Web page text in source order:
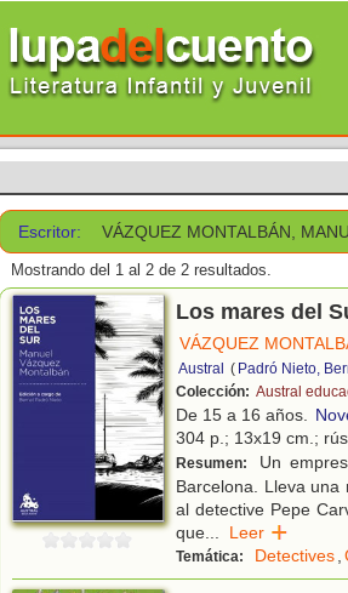
Escritor: VÁZQUEZ MONTALBÁN,
Mostrando del 1 al 2 de 2 resultados.
Los mares del
VÁZQUEZ
Austral ( Padró Nieto,
Colección: Austral
De 15 a 16 años.
304 p.; 13x19 cm.;
Resumen:
Un
Barcelona. Lleva
al detective Pepe
que... Leer
Temática: Detectives,